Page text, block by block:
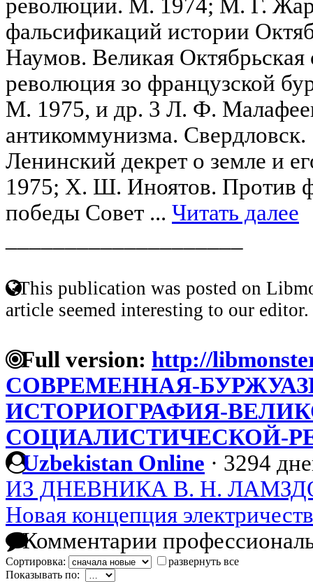
революции. М. 1974; М. Г.
фальсификаций истории
Наумов. Великая Октябрьская
революция зо французской
М. 1975, и др. 3 Л. Ф.
антикоммунизма.
Ленинский декрет о земле и
1975; Х. Ш. Иноятов. Против
победы Совет ... Читать далее
This publication was posted on
article seemed interesting to our editor.
Full version: http://
СОВРЕМЕННАЯ-
ИСТОРИОГРАФИЯ-
СОЦИАЛИСТИЧЕСКОЙ-
Uzbekistan Online · 3294
ИЗ ДНЕВНИКА В. Н.
Новая концепция
Комментарии
Сортировка:
развернуть все
Показывать по: